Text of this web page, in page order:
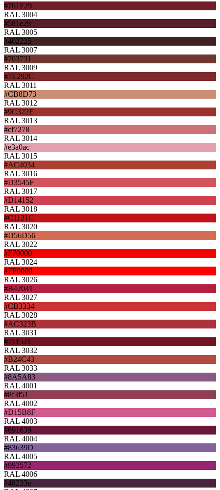
#701F29
RAL 3004
#581e29
RAL 3005
#402225
RAL 3007
#703731
RAL 3009
#7E292C
RAL 3011
#CB8D73
RAL 3012
#9C322E
RAL 3013
#cf7278
RAL 3014
#e3a0ac
RAL 3015
#AC4034
RAL 3016
#D3545F
RAL 3017
#D14152
RAL 3018
#C1121C
RAL 3020
#D56D56
RAL 3022
#F70000
RAL 3024
#FF0000
RAL 3026
#B42041
RAL 3027
#CB3334
RAL 3028
#AC323B
RAL 3031
#711521
RAL 3032
#B24C43
RAL 3033
#8A5A83
RAL 4001
#8f3f51
RAL 4002
#D15B8F
RAL 4003
#691639
RAL 4004
#83639D
RAL 4005
#992572
RAL 4006
#48233e